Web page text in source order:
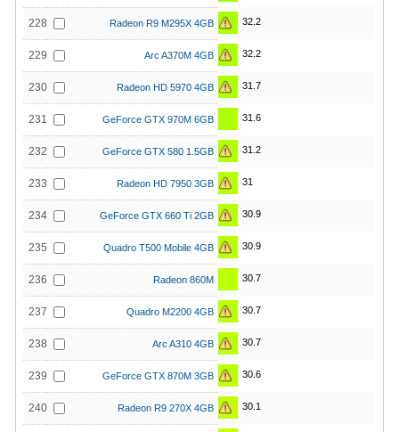
228 Radeon R9 M295X 4GB 32.2
229 Arc A370M 4GB 32.2
230 Radeon HD 5970 4GB 31.7
231 GeForce GTX 970M 6GB 31.6
232 GeForce GTX 580 1.5GB 31.2
233 Radeon HD 7950 3GB 31
234 GeForce GTX 660 Ti 2GB 30.9
235 Quadro T500 Mobile 4GB 30.9
236 Radeon 860M 30.7
237 Quadro M2200 4GB 30.7
238 Arc A310 4GB 30.7
239 GeForce GTX 870M 3GB 30.6
240 Radeon R9 270X 4GB 30.1